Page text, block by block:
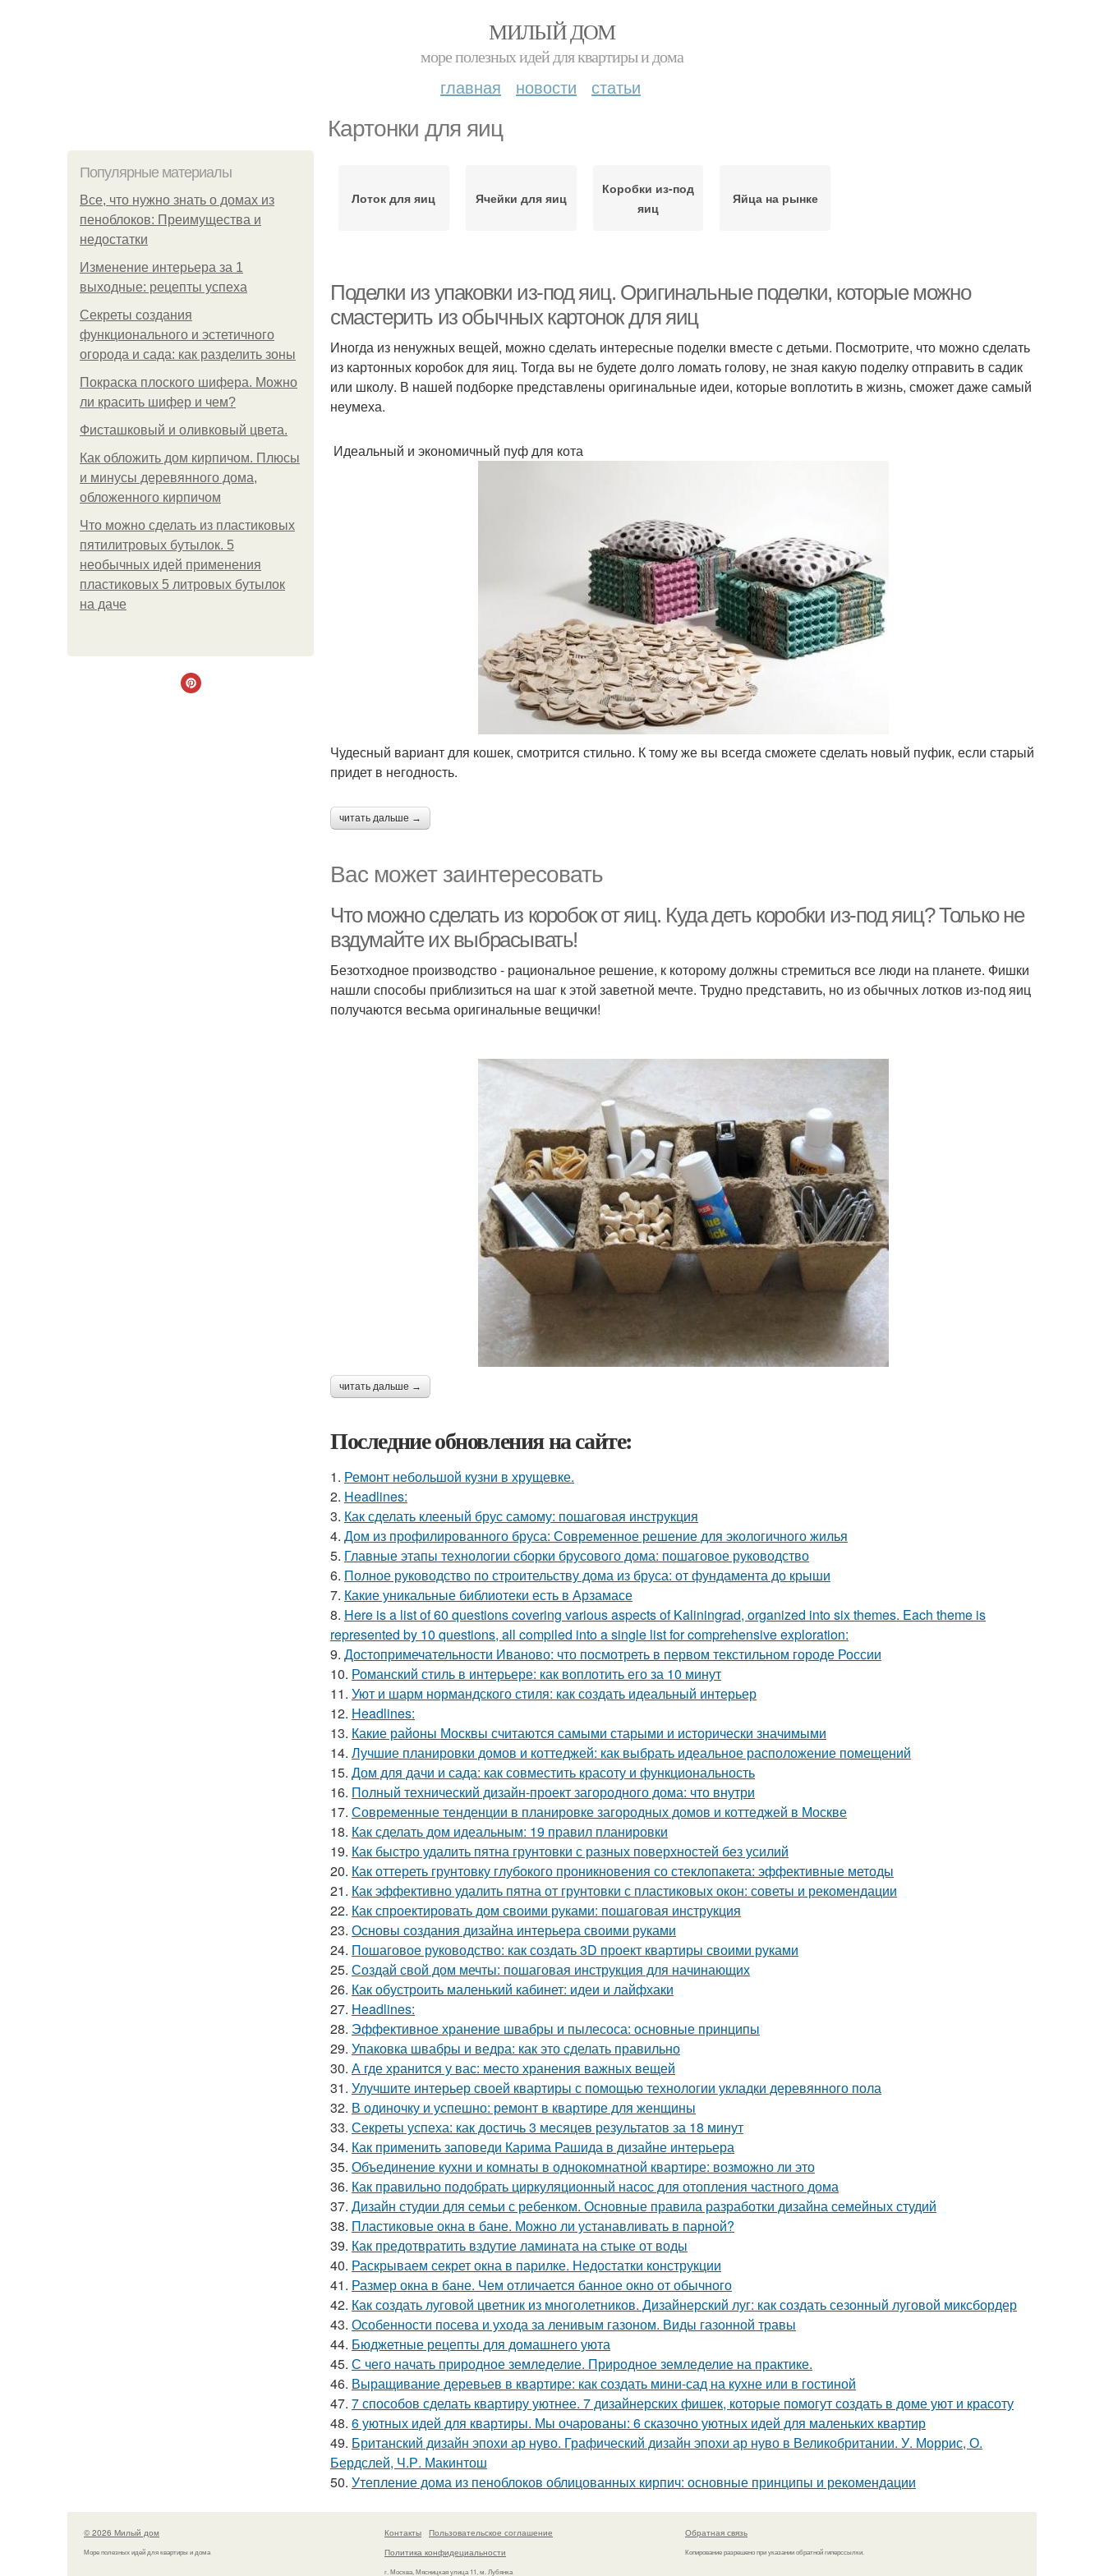
МИЛЫЙ ДОМ
море полезных идей для квартиры и дома
главная новости статьи
Картонки для яиц
Популярные материалы
Все, что нужно знать о домах из
пеноблоков: Преимущества и
недостатки
Изменение интерьера за 1
выходные: рецепты успеха
Секреты создания
функционального и эстетичного
огорода и сада: как разделить зоны
Покраска плоского шифера. Можно
ли красить шифер и чем?
Фисташковый и оливковый цвета.
Как обложить дом кирпичом. Плюсы
и минусы деревянного дома,
обложенного кирпичом
Что можно сделать из пластиковых
пятилитровых бутылок. 5
необычных идей применения
пластиковых 5 литровых бутылок
на даче
Лоток для яиц Ячейки для яиц
Коробки из-под
яиц
Яйца на рынке
Поделки из упаковки из-под яиц. Оригинальные поделки, которые можно
смастерить из обычных картонок для яиц
Иногда из ненужных вещей, можно сделать интересные поделки вместе с детьми. Посмотрите, что можно сделать
из картонных коробок для яиц. Тогда вы не будете долго ломать голову, не зная какую поделку отправить в садик
или школу. В нашей подборке представлены оригинальные идеи, которые воплотить в жизнь, сможет даже самый
неумеха.
Идеальный и экономичный пуф для кота
Чудесный вариант для кошек, смотрится стильно. К тому же вы всегда сможете сделать новый пуфик, если старый
придет в негодность.
читать дальше →
Вас может заинтересовать
Что можно сделать из коробок от яиц. Куда деть коробки из-под яиц? Только не
вздумайте их выбрасывать!
Безотходное производство - рациональное решение, к которому должны стремиться все люди на планете. Фишки
нашли способы приблизиться на шаг к этой заветной мечте. Трудно представить, но из обычных лотков из-под яиц
получаются весьма оригинальные вещички!
читать дальше →
Последние обновления на сайте:
1. Ремонт небольшой кузни в хрущевке.
2. Headlines:
3. Как сделать клееный брус самому: пошаговая инструкция
4. Дом из профилированного бруса: Современное решение для экологичного жилья
5. Главные этапы технологии сборки брусового дома: пошаговое руководство
6. Полное руководство по строительству дома из бруса: от фундамента до крыши
7. Какие уникальные библиотеки есть в Арзамасе
8. Here is a list of 60 questions covering various aspects of Kaliningrad, organized into six themes. Each theme is
represented by 10 questions, all compiled into a single list for comprehensive exploration:
9. Достопримечательности Иваново: что посмотреть в первом текстильном городе России
10. Романский стиль в интерьере: как воплотить его за 10 минут
11. Уют и шарм нормандского стиля: как создать идеальный интерьер
12. Headlines:
13. Какие районы Москвы считаются самыми старыми и исторически значимыми
14. Лучшие планировки домов и коттеджей: как выбрать идеальное расположение помещений
15. Дом для дачи и сада: как совместить красоту и функциональность
16. Полный технический дизайн-проект загородного дома: что внутри
17. Современные тенденции в планировке загородных домов и коттеджей в Москве
18. Как сделать дом идеальным: 19 правил планировки
19. Как быстро удалить пятна грунтовки с разных поверхностей без усилий
20. Как оттереть грунтовку глубокого проникновения со стеклопакета: эффективные методы
21. Как эффективно удалить пятна от грунтовки с пластиковых окон: советы и рекомендации
22. Как спроектировать дом своими руками: пошаговая инструкция
23. Основы создания дизайна интерьера своими руками
24. Пошаговое руководство: как создать 3D проект квартиры своими руками
25. Создай свой дом мечты: пошаговая инструкция для начинающих
26. Как обустроить маленький кабинет: идеи и лайфхаки
27. Headlines:
28. Эффективное хранение швабры и пылесоса: основные принципы
29. Упаковка швабры и ведра: как это сделать правильно
30. А где хранится у вас: место хранения важных вещей
31. Улучшите интерьер своей квартиры с помощью технологии укладки деревянного пола
32. В одиночку и успешно: ремонт в квартире для женщины
33. Секреты успеха: как достичь 3 месяцев результатов за 18 минут
34. Как применить заповеди Карима Рашида в дизайне интерьера
35. Объединение кухни и комнаты в однокомнатной квартире: возможно ли это
36. Как правильно подобрать циркуляционный насос для отопления частного дома
37. Дизайн студии для семьи с ребенком. Основные правила разработки дизайна семейных студий
38. Пластиковые окна в бане. Можно ли устанавливать в парной?
39. Как предотвратить вздутие ламината на стыке от воды
40. Раскрываем секрет окна в парилке. Недостатки конструкции
41. Размер окна в бане. Чем отличается банное окно от обычного
42. Как создать луговой цветник из многолетников. Дизайнерский луг: как создать сезонный луговой миксбордер
43. Особенности посева и ухода за ленивым газоном. Виды газонной травы
44. Бюджетные рецепты для домашнего уюта
45. С чего начать природное земледелие. Природное земледелие на практике.
46. Выращивание деревьев в квартире: как создать мини-сад на кухне или в гостиной
47. 7 способов сделать квартиру уютнее. 7 дизайнерских фишек, которые помогут создать в доме уют и красоту
48. 6 уютных идей для квартиры. Мы очарованы: 6 сказочно уютных идей для маленьких квартир
49. Британский дизайн эпохи ар нуво. Графический дизайн эпохи ар нуво в Великобритании. У. Моррис, О.
Бердслей, Ч.Р. Макинтош
50. Утепление дома из пеноблоков облицованных кирпич: основные принципы и рекомендации
© 2026 Милый дом
Море полезных идей для квартиры и дома
Контакты
Пользовательское соглашение
Политика конфидециальности
г. Москва, Мясницкая улица 11, м. Лубянка
Обратная связь
Копирование разрешено при указании обратной гиперссылки.